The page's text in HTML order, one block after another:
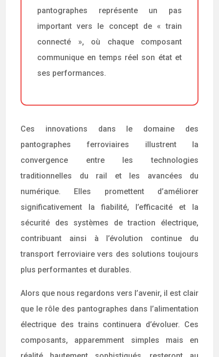
pantographes représente un pas
important vers le concept de « train
connecté », où chaque composant
communique en temps réel son état et
ses performances.
Ces innovations dans le domaine des
pantographes ferroviaires illustrent la
convergence entre les technologies
traditionnelles du rail et les avancées du
numérique. Elles promettent d’améliorer
significativement la fiabilité, l’efficacité et la
sécurité des systèmes de traction électrique,
contribuant ainsi à l’évolution continue du
transport ferroviaire vers des solutions toujours
plus performantes et durables.
Alors que nous regardons vers l’avenir, il est clair
que le rôle des pantographes dans l’alimentation
électrique des trains continuera d’évoluer. Ces
composants, apparemment simples mais en